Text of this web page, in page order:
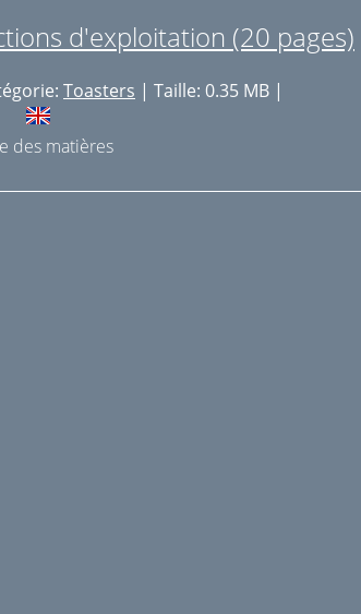
d'exploitation (20 pages)
Toasters | Taille: 0.35 MB |
des matières